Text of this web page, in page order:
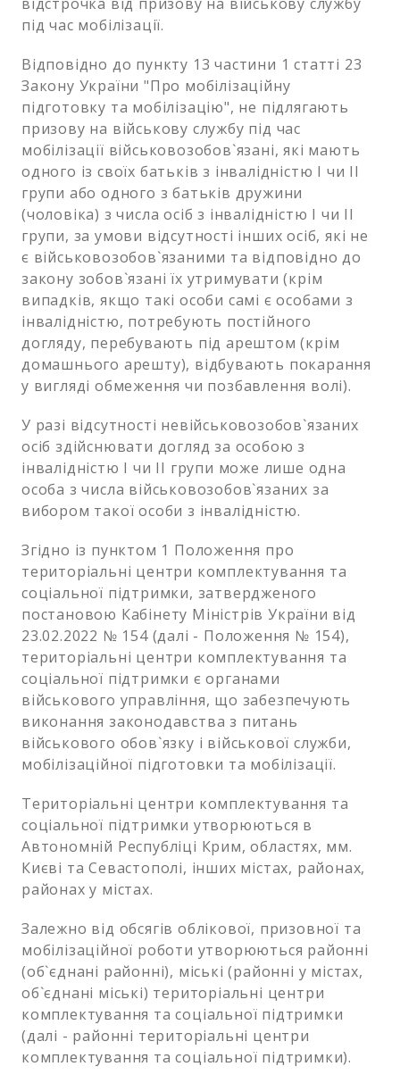
під час мобілізації.
Відповідно до пункту 13 частини 1 статті 23
Закону України "Про мобілізаційну
підготовку та мобілізацію", не підлягають
призову на військову службу під час
мобілізації військовозобов`язані, які мають
одного із своїх батьків з інвалідністю I чи II
групи або одного з батьків дружини
(чоловіка) з числа осіб з інвалідністю I чи II
групи, за умови відсутності інших осіб, які не
є військовозобов`язаними та відповідно до
закону зобов`язані їх утримувати (крім
випадків, якщо такі особи самі є особами з
інвалідністю, потребують постійного
догляду, перебувають під арештом (крім
домашнього арешту), відбувають покарання
у вигляді обмеження чи позбавлення волі).
У разі відсутності невійськовозобов`язаних
осіб здійснювати догляд за особою з
інвалідністю I чи II групи може лише одна
особа з числа військовозобов`язаних за
вибором такої особи з інвалідністю.
Згідно із пунктом 1 Положення про
територіальні центри комплектування та
соціальної підтримки, затвердженого
постановою Кабінету Міністрів України від
23.02.2022 № 154 (далі - Положення № 154),
територіальні центри комплектування та
соціальної підтримки є органами
військового управління, що забезпечують
виконання законодавства з питань
військового обов`язку і військової служби,
мобілізаційної підготовки та мобілізації.
Територіальні центри комплектування та
соціальної підтримки утворюються в
Автономній Республіці Крим, областях, мм.
Києві та Севастополі, інших містах, районах,
районах у містах.
Залежно від обсягів облікової, призовної та
мобілізаційної роботи утворюються районні
(об`єднані районні), міські (районні у містах,
об`єднані міські) територіальні центри
комплектування та соціальної підтримки
(далі - районні територіальні центри
комплектування та соціальної підтримки).